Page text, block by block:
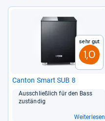
Sehr gut
1,0
Can­ton Smart SUB 8
Aus­schließ­lich für den Bass
zustän­dig
Weiterlesen